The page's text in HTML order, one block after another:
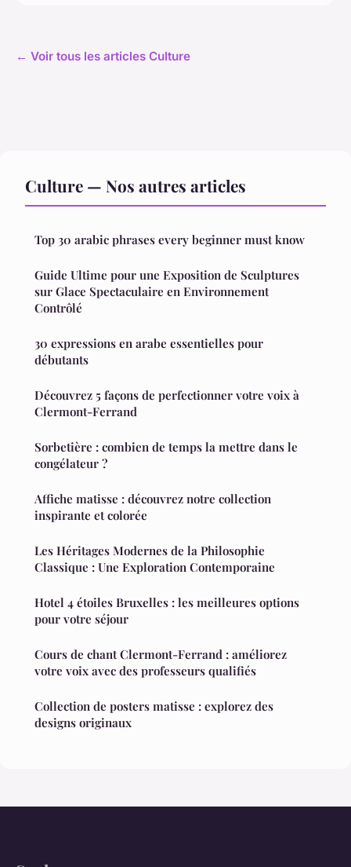
← Voir tous les articles Culture
Culture — Nos autres articles
Top 30 arabic phrases every beginner must know
Guide Ultime pour une Exposition de Sculptures
sur Glace Spectaculaire en Environnement
Contrôlé
30 expressions en arabe essentielles pour
débutants
Découvrez 5 façons de perfectionner votre voix à
Clermont-Ferrand
Sorbetière : combien de temps la mettre dans le
congélateur ?
Affiche matisse : découvrez notre collection
inspirante et colorée
Les Héritages Modernes de la Philosophie
Classique : Une Exploration Contemporaine
Hotel 4 étoiles Bruxelles : les meilleures options
pour votre séjour
Cours de chant Clermont-Ferrand : améliorez
votre voix avec des professeurs qualifiés
Collection de posters matisse : explorez des
designs originaux